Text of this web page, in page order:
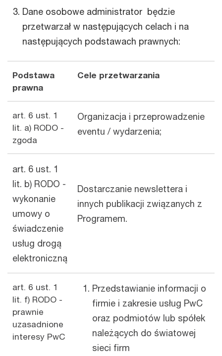
Dane osobowe administrator będzie
przetwarzał w następujących celach i na
następujących podstawach prawnych:
Podstawa
prawna
Cele przetwarzania
art. 6 ust. 1
lit. a) RODO -
zgoda
Organizacja i przeprowadzenie
eventu / wydarzenia;
art. 6 ust. 1
lit. b) RODO -
wykonanie
umowy o
świadczenie
usług drogą
elektroniczną
Dostarczanie newslettera i
innych publikacji związanych z
Programem.
art. 6 ust. 1
lit. f) RODO -
prawnie
uzasadnione
interesy PwC
Przedstawianie informacji o
firmie i zakresie usług PwC
oraz podmiotów lub spółek
należących do światowej
sieci firm